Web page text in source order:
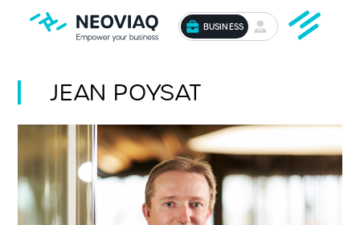
BUSINESS
JEAN POYSAT